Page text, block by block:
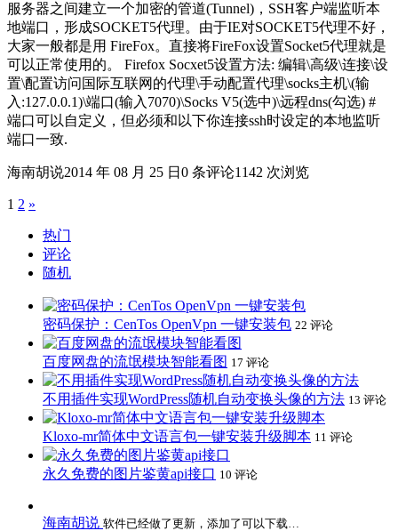
服务器之间建立一个加密的管道(Tunnel)，SSH客户端监听本
地端口，形成SOCKET5代理。由于IE对SOCKET5代理不好，
大家一般都是用 FireFox。直接将FireFox设置Socket5代理就是
可以正常使用的。 Firefox Socxet5设置方法: 编辑\高级\连接\设
置\配置访问国际互联网的代理\手动配置代理\socks主机\(输
入:127.0.0.1)\端口(输入7070)\Socks V5(选中)\远程dns(勾选) #
端口可以自定义，但必须和以下你连接ssh时设定的本地监听
端口一致.
海南胡说2014 年 08 月 25 日 0 条评论1142 次浏览
Posts
navigation
1 2 »
热门
评论
随机
密码保护：CenTos OpenVpn 一键安装包 22 评论
百度网盘的流氓模块智能看图 17 评论
不用插件实现WordPress随机自动变换头像的方法 13 评论
Kloxo-mr简体中文语言包一键安装升级脚本 11 评论
永久免费的图片鉴黄api接口 10 评论
海南胡说 软件已经做了更新，添加了可以下载…